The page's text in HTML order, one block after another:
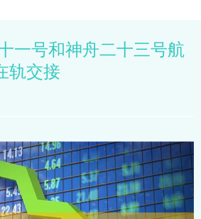
一号和神舟二十三号航
轨交接